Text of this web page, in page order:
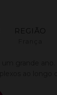
REGIÃO